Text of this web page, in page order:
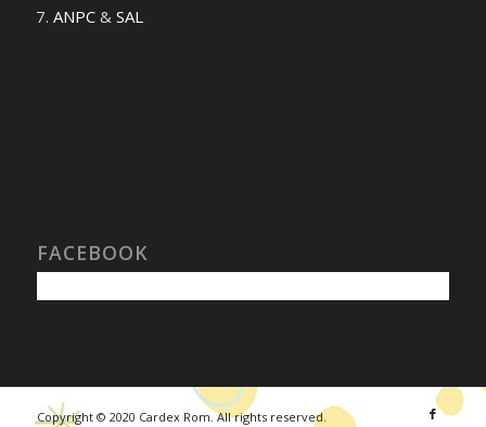
ANPC& SAL
FACEBOOK
Copyright © 2020 Cardex Rom. All rights reserved.